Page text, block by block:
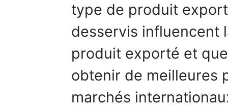
type de produit
desservis influencent
produit exporté et
obtenir de meilleures
marchés